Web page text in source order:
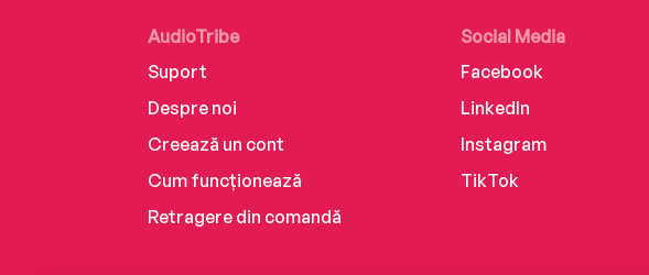
AudioTribe
Suport
Despre noi
Creează un cont
Cum funcționează
Retragere din comandă
Social Media
Facebook
LinkedIn
Instagram
TikTok